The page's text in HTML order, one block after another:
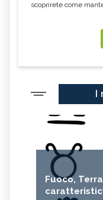
scoprirete come
Fuoco,